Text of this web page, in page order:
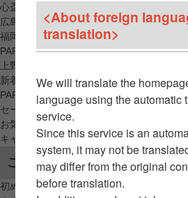
心斎橋PARCO
広島PARCO
福岡PARCO
PARCO_ya
上野
新着アイテムから探す
PARCO限定アイテムから探す
セールアイテムから探す
お気に入りから探す
キャンペーン/クーポン対象から探す
ご利用案内
初めてのお客様へ
<About foreign
translation>
We will translate the
language using the automatic
service.
Since this service is an
system, it may not be
may differ from the original
before translation.